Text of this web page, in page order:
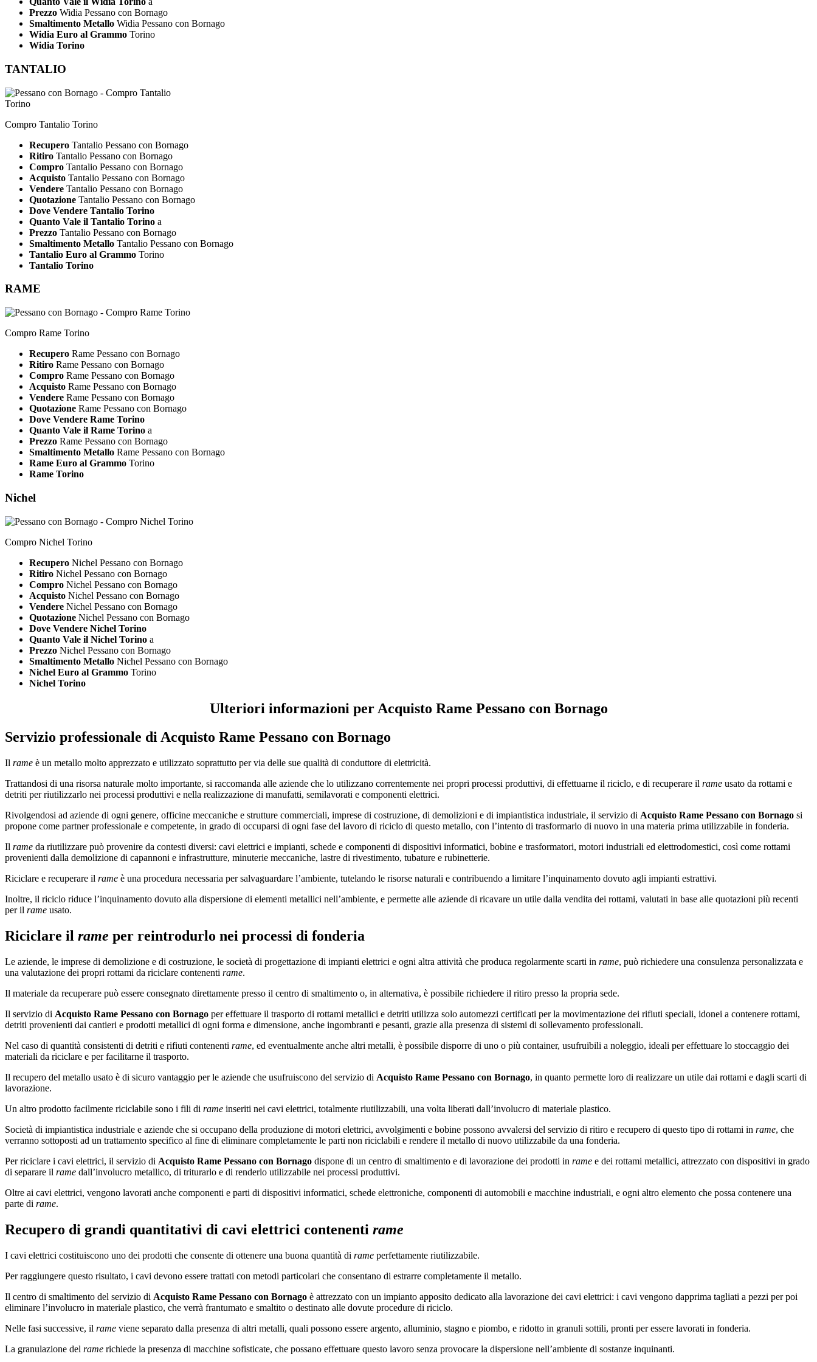
Prezzo Widia Pessano con Bornago
Smaltimento Metallo Widia Pessano con Bornago
Widia Euro al Grammo Torino
Widia Torino
TANTALIO
Compro Tantalio Torino
Recupero Tantalio Pessano con Bornago
Ritiro Tantalio Pessano con Bornago
Compro Tantalio Pessano con Bornago
Acquisto Tantalio Pessano con Bornago
Vendere Tantalio Pessano con Bornago
Quotazione Tantalio Pessano con Bornago
Dove Vendere Tantalio Torino
Quanto Vale il Tantalio Torino a
Prezzo Tantalio Pessano con Bornago
Smaltimento Metallo Tantalio Pessano con Bornago
Tantalio Euro al Grammo Torino
Tantalio Torino
RAME
Compro Rame Torino
Recupero Rame Pessano con Bornago
Ritiro Rame Pessano con Bornago
Compro Rame Pessano con Bornago
Acquisto Rame Pessano con Bornago
Vendere Rame Pessano con Bornago
Quotazione Rame Pessano con Bornago
Dove Vendere Rame Torino
Quanto Vale il Rame Torino a
Prezzo Rame Pessano con Bornago
Smaltimento Metallo Rame Pessano con Bornago
Rame Euro al Grammo Torino
Rame Torino
Nichel
Compro Nichel Torino
Recupero Nichel Pessano con Bornago
Ritiro Nichel Pessano con Bornago
Compro Nichel Pessano con Bornago
Acquisto Nichel Pessano con Bornago
Vendere Nichel Pessano con Bornago
Quotazione Nichel Pessano con Bornago
Dove Vendere Nichel Torino
Quanto Vale il Nichel Torino a
Prezzo Nichel Pessano con Bornago
Smaltimento Metallo Nichel Pessano con Bornago
Nichel Euro al Grammo Torino
Nichel Torino
Ulteriori informazioni per Acquisto Rame Pessano con Bornago
Servizio professionale diAcquisto Rame Pessano con Bornago
Il rame è un metallo molto apprezzato e utilizzato soprattutto per via delle sue qualità di conduttore di elettricità.
Trattandosi di una risorsa naturale molto importante, si raccomanda alle aziende che lo utilizzano correntemente nei propri processi produttivi, di effettuarne il riciclo, e di recuperare il rame usato da rottami e
detriti per riutilizzarlo nei processi produttivi e nella realizzazione di manufatti, semilavorati e componenti elettrici.
Rivolgendosi ad aziende di ogni genere, officine meccaniche e strutture commerciali, imprese di costruzione, di demolizioni e di impiantistica industriale, il servizio di Acquisto Rame Pessano con Bornago si
propone come partner professionale e competente, in grado di occuparsi di ogni fase del lavoro di riciclo di questo metallo, con l’intento di trasformarlo di nuovo in una materia prima utilizzabile in fonderia.
Il rame da riutilizzare può provenire da contesti diversi: cavi elettrici e impianti, schede e componenti di dispositivi informatici, bobine e trasformatori, motori industriali ed elettrodomestici, così come rottami
provenienti dalla demolizione di capannoni e infrastrutture, minuterie meccaniche, lastre di rivestimento, tubature e rubinetterie.
Riciclare e recuperare il rame è una procedura necessaria per salvaguardare l’ambiente, tutelando le risorse naturali e contribuendo a limitare l’inquinamento dovuto agli impianti estrattivi.
Inoltre, il riciclo riduce l’inquinamento dovuto alla dispersione di elementi metallici nell’ambiente, e permette alle aziende di ricavare un utile dalla vendita dei rottami, valutati in base alle quotazioni più recenti
per il rame usato.
Riciclare il rame per reintrodurlo nei processi di fonderia
Le aziende, le imprese di demolizione e di costruzione, le società di progettazione di impianti elettrici e ogni altra attività che produca regolarmente scarti in rame, può richiedere una consulenza personalizzata e
una valutazione dei propri rottami da riciclare contenenti rame.
Il materiale da recuperare può essere consegnato direttamente presso il centro di smaltimento o, in alternativa, è possibile richiedere il ritiro presso la propria sede.
Il servizio di Acquisto Rame Pessano con Bornago per effettuare il trasporto di rottami metallici e detriti utilizza solo automezzi certificati per la movimentazione dei rifiuti speciali, idonei a contenere rottami,
detriti provenienti dai cantieri e prodotti metallici di ogni forma e dimensione, anche ingombranti e pesanti, grazie alla presenza di sistemi di sollevamento professionali.
Nel caso di quantità consistenti di detriti e rifiuti contenenti rame, ed eventualmente anche altri metalli, è possibile disporre di uno o più container, usufruibili a noleggio, ideali per effettuare lo stoccaggio dei
materiali da riciclare e per facilitarne il trasporto.
Il recupero del metallo usato è di sicuro vantaggio per le aziende che usufruiscono del servizio di Acquisto Rame Pessano con Bornago, in quanto permette loro di realizzare un utile dai rottami e dagli scarti di
lavorazione.
Un altro prodotto facilmente riciclabile sono i fili di rame inseriti nei cavi elettrici, totalmente riutilizzabili, una volta liberati dall’involucro di materiale plastico.
Società di impiantistica industriale e aziende che si occupano della produzione di motori elettrici, avvolgimenti e bobine possono avvalersi del servizio di ritiro e recupero di questo tipo di rottami in rame, che
verranno sottoposti ad un trattamento specifico al fine di eliminare completamente le parti non riciclabili e rendere il metallo di nuovo utilizzabile da una fonderia.
Per riciclare i cavi elettrici, il servizio di Acquisto Rame Pessano con Bornago dispone di un centro di smaltimento e di lavorazione dei prodotti in rame e dei rottami metallici, attrezzato con dispositivi in grado
di separare il rame dall’involucro metallico, di triturarlo e di renderlo utilizzabile nei processi produttivi.
Oltre ai cavi elettrici, vengono lavorati anche componenti e parti di dispositivi informatici, schede elettroniche, componenti di automobili e macchine industriali, e ogni altro elemento che possa contenere una
parte di rame.
Recupero di grandi quantitativi di cavi elettrici contenenti rame
I cavi elettrici costituiscono uno dei prodotti che consente di ottenere una buona quantità di rame perfettamente riutilizzabile.
Per raggiungere questo risultato, i cavi devono essere trattati con metodi particolari che consentano di estrarre completamente il metallo.
Il centro di smaltimento del servizio di Acquisto Rame Pessano con Bornago è attrezzato con un impianto apposito dedicato alla lavorazione dei cavi elettrici: i cavi vengono dapprima tagliati a pezzi per poi
eliminare l’involucro in materiale plastico, che verrà frantumato e smaltito o destinato alle dovute procedure di riciclo.
Nelle fasi successive, il rame viene separato dalla presenza di altri metalli, quali possono essere argento, alluminio, stagno e piombo, e ridotto in granuli sottili, pronti per essere lavorati in fonderia.
La granulazione del rame richiede la presenza di macchine sofisticate, che possano effettuare questo lavoro senza provocare la dispersione nell’ambiente di sostanze inquinanti.